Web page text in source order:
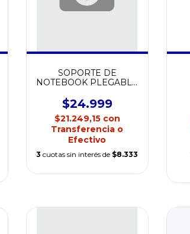
SOPORTE DE
NOTEBOOK PLEGABLE
$24.999
$21.249,15 con
Transferencia o
Efectivo
3 cuotas sin interés de $8.333